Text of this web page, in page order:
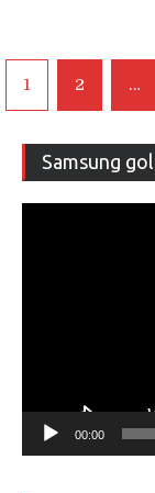
Navegación
de
entradas
1 2 …
Samsung
00:00